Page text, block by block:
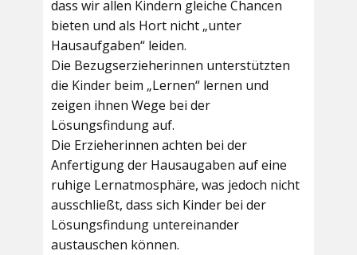
dass wir allen Kindern gleiche Chancen
bieten und als Hort nicht „unter
Hausaufgaben“ leiden.
Die Bezugserzieherinnen unterstützten
die Kinder beim „Lernen“ lernen und
zeigen ihnen Wege bei der
Lösungsfindung auf.
Die Erzieherinnen achten bei der
Anfertigung der Hausaugaben auf eine
ruhige Lernatmosphäre, was jedoch nicht
ausschließt, dass sich Kinder bei der
Lösungsfindung untereinander
austauschen können.